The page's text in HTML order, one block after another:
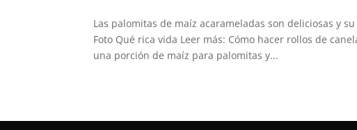
Las palomitas de maíz acarameladas son deliciosas y
Foto Qué rica vida Leer más: Cómo hacer rollos de
una porción de maíz para palomitas y...